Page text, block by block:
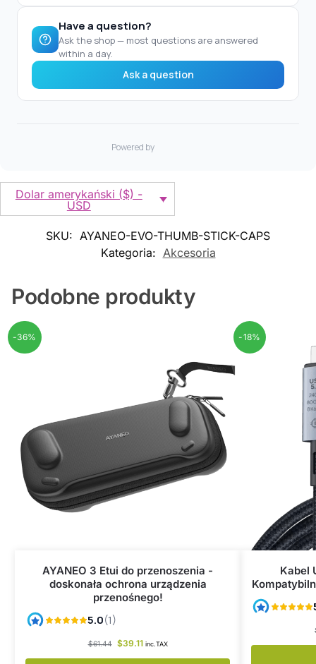
Dolar amerykański ($) -
USD
SKU: AYANEO-EVO-THUMB-STICK-CAPS
Kategoria: Akcesoria
Podobne produkty
-36%
AYANEO 3 Etui do przenoszenia -
doskonała ochrona urządzenia
przenośnego!
$61.44 $39.11 inc.TAX
-18%
Kabel